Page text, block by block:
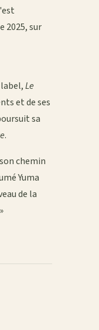
2025, sur
Le
et de ses
sa
.
chemin
Yuma
de la